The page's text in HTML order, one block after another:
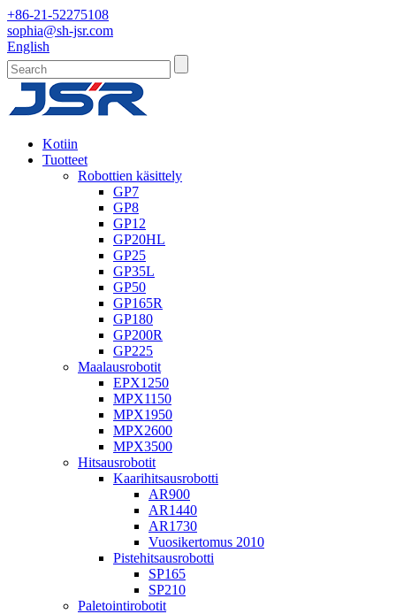
+86-21-52275108
sophia@sh-jsr.com
English
Kotiin
Tuotteet
Robottien käsittely
GP7
GP8
GP12
GP20HL
GP25
GP35L
GP50
GP165R
GP180
GP200R
GP225
Maalausrobotit
EPX1250
MPX1150
MPX1950
MPX2600
MPX3500
Hitsausrobotit
Kaarihitsausrobotti
AR900
AR1440
AR1730
Vuosikertomus 2010
Pistehitsausrobotti
SP165
SP210
Paletointirobotit